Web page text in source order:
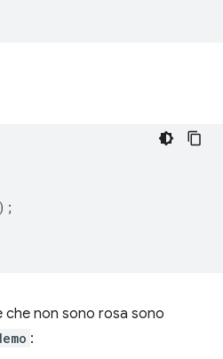
);
che non sono rosa sono
: